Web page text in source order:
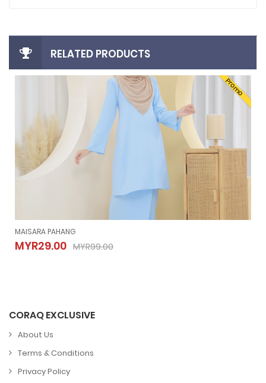
RELATED PRODUCTS
Promo
MAISARA PAHANG
MYR29.00 MYR99.00
MAISARA PAHANG
MYR29.00 MYR99.00
CORAQ EXCLUSIVE
About Us
Terms & Conditions
Privacy Policy